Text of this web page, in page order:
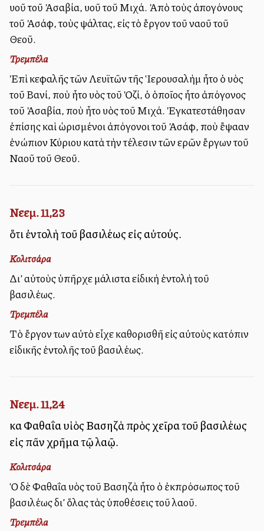
υἱοῦ τοῦ Ἀσαβία, υἱοῦ τοῦ Μιχά. Ἀπὸ τοὺς ἀπογόνους
τοῦ Ἀσάφ, τοὺς ψάλτας, εἰς τὸ ἔργον τοῦ ναοῦ τοῦ
Θεοῦ.
Τρεμπέλα
Ἐπὶ κεφαλῆς τῶν Λευϊτῶν τῆς Ἱερουσαλὴμ ἦτο ὁ υἱὸς
τοῦ Βανί, ποὺ ἦτο υἱὸς τοῦ Ὀζί, ὁ ὁποῖος ἦτο ἀπόγονος
τοῦ Ἀσαβία, ποὺ ἦτο υἱὸς τοῦ Μιχά. Ἐγκατεστάθησαν
ἐπίσης καὶ ὡρισμένοι ἀπόγονοι τοῦ Ἀσάφ, ποὺ ἔψαλλαν
ἐνώπιον Κύριου κατὰ τὴν τέλεσιν τῶν ἱερῶν ἔργων τοῦ
Ναοῦ τοῦ Θεοῦ.
Νεεμ. 11,23
ὅτι ἐντολὴ τοῦ βασιλέως εἰς αὐτούς.
Κολιτσάρα
Δι’ αὐτοὺς ὑπῆρχε μάλιστα εἰδικὴ ἐντολὴ τοῦ
βασιλέως.
Τρεμπέλα
Τὸ ἔργον των αὐτὸ εἶχε καθορισθῆ εἰς αὐτοὺς κατόπιν
εἰδικῆς ἐντολῆς τοῦ βασιλέως.
Νεεμ. 11,24
καὶ Φαθαΐα υἱὸς Βασηζὰ πρὸς χεῖρα τοῦ βασιλέως
εἰς πᾶν χρῆμα τῷ λαῷ.
Κολιτσάρα
Ὁ δὲ Φαθαΐα υἱὸς τοῦ Βασηζὰ ἦτο ὁ ἐκπρόσωπος τοῦ
βασιλέως δι’ ὅλας τὰς ὑποθέσεις τοῦ λαοῦ.
Τρεμπέλα